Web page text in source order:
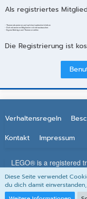
Als registriertes
- Themen abonnieren und auf dem Laufenden bleiben
- Dich mit anderen Mitgliedern direkt austauschen
- Eigene Beiträge und Themen erstellen
Die Registrierung ist
Verhaltensregeln
Kontakt
Impressum
LEGO® is a registered
does not sponsor,
trademarks, service
Diese Seite verwendet
du dich damit